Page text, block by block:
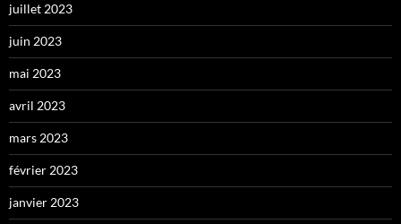
juillet 2023
juin 2023
mai 2023
avril 2023
mars 2023
février 2023
janvier 2023